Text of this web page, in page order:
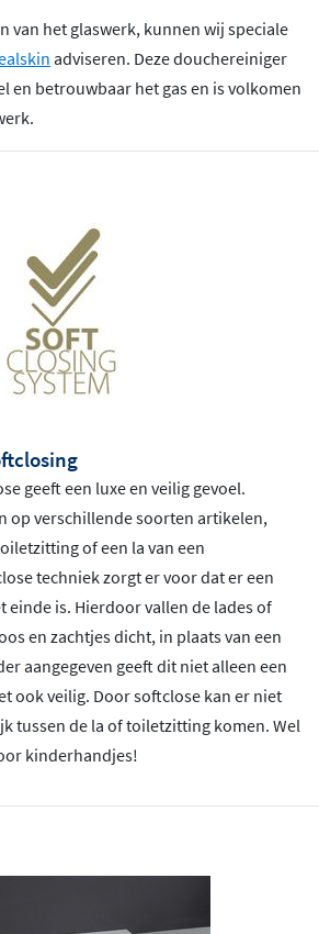
van het glaswerk, kunnen wij speciale
adviseren. Deze douchereiniger
en betrouwbaar het gas en is volkomen
geeft een luxe en veilig gevoel.
op verschillende soorten artikelen,
of een la van een
techniek zorgt er voor dat er een
einde is. Hierdoor vallen de lades of
en zachtjes dicht, in plaats van een
aangegeven geeft dit niet alleen een
ook veilig. Door softclose kan er niet
tussen de la of toiletzitting komen. Wel
kinderhandjes!